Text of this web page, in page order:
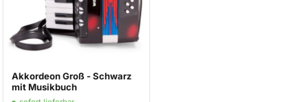
Akkordeon Groß - Schwarz
mit Musikbuch